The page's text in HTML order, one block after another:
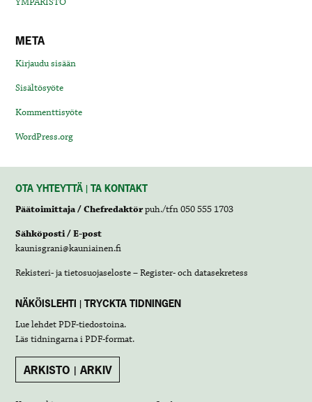
META
Kirjaudu sisään
Sisältösyöte
Kommenttisyöte
WordPress.org
OTA YHTEYTTÄ | TA KONTAKT
Päätoimittaja / Chefredaktörpuh./tfn 050 555 1703
Sähköposti / E-post
kaunisgrani@kauniainen.fi
Rekisteri- ja tietosuojaseloste – Register- och datasekretess
NÄKÖISLEHTI | TRYCKTA TIDNINGEN
Lue lehdetPDF-tiedostoina.
Läs tidningarna iPDF-format.
ARKISTO | ARKIV